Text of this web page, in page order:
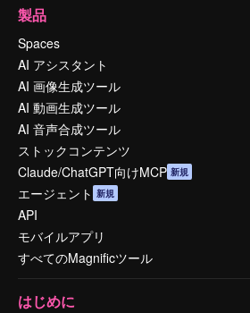
製品
Spaces
AI アシスタント
AI 画像生成ツール
AI 動画生成ツール
AI 音声合成ツール
ストックコンテンツ
Claude/ChatGPT向けMCP 新規
エージェント 新規
API
モバイルアプリ
すべてのMagnificツール
はじめに